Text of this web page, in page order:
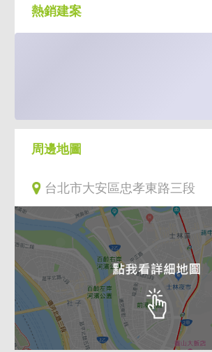
熱銷建案
周邊地圖
台北市大安區忠孝東路三段